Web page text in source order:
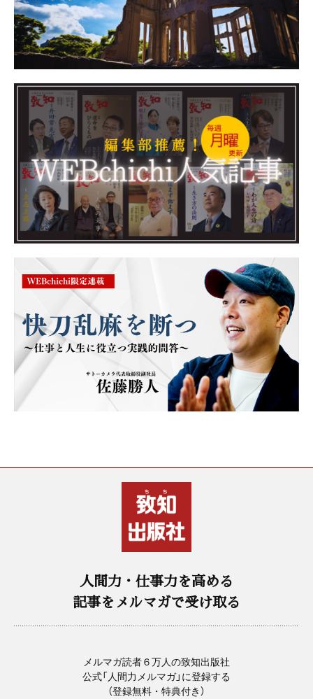
人間力・仕事力を高める
記事をメルマガで受け取る
メルマガ読者６万人の致知出版社
公式「人間力メルマガ」に登録する
（登録無料・特典付き）